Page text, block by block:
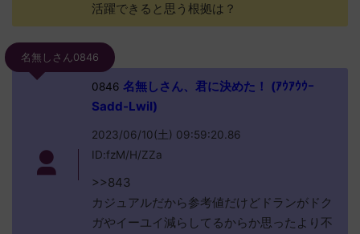
活躍できると思う根拠は？
名無しさん0846
0846 名無しさん、君に決めた！ (ｱｳｱｳｳｰ
Sadd-LwiI)
2023/06/10(土) 09:59:20.86
ID:fzM/H/ZZa
>>843
カジュアルだから参考値だけどドランがドク
ガやイーユイ減らしてるからか思ったより不